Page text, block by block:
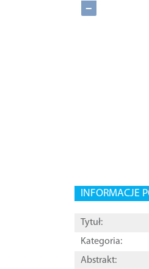
−
INFORMACJE
Tytuł:
Kategoria:
Abstrakt: